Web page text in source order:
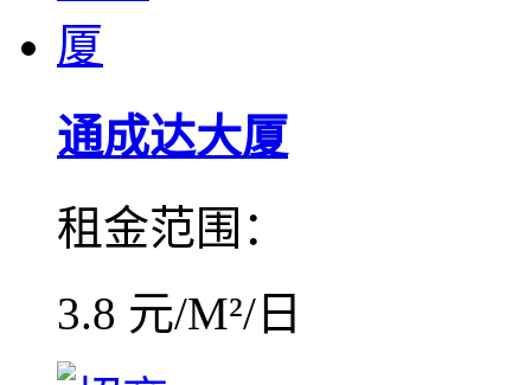
通成达大厦
租金范围：
3.8 元/M²/日